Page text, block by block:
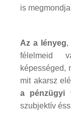
is
Az a lényeg,
félelmeid
képességed,
mit akarsz
a pénzügyi
szubjektív